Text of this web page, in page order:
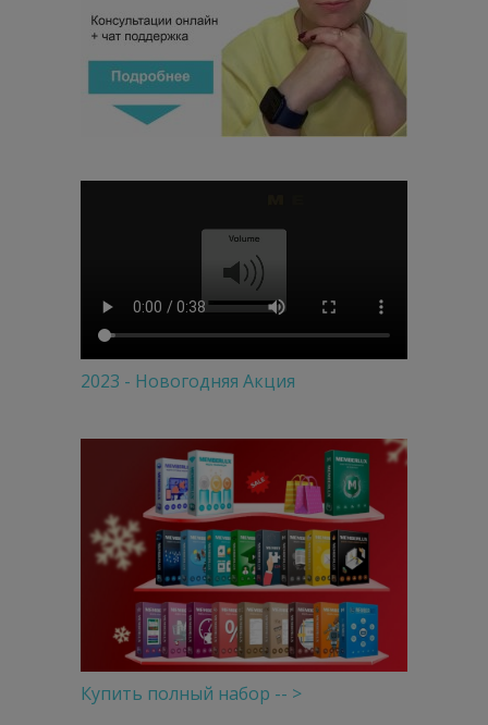
2023 - Новогодняя Акция
Купить полный набор -- >